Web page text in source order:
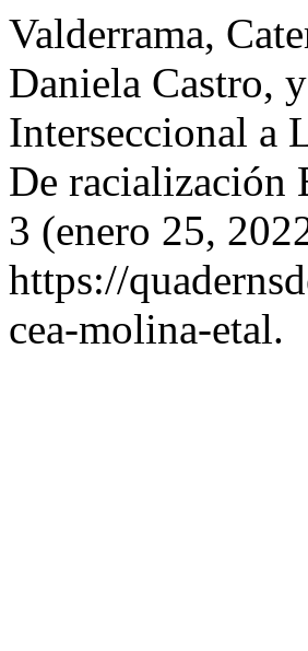
Valderrama,
Daniela Castro,
Interseccional a
De
3 (enero 25,
https://
cea-molina-etal.